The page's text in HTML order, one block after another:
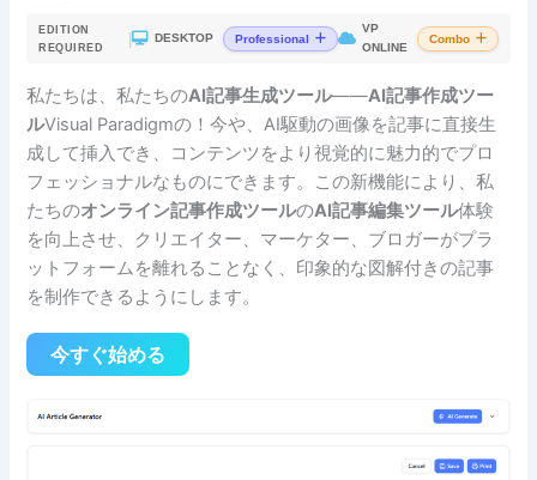
EDITION
REQUIRED
DESKTOP Professional
VP
ONLINE
Combo
私たちは、私たちのAI記事生成ツール——AI記事作成ツー
ルVisual Paradigmの！今や、AI駆動の画像を記事に直接生
成して挿入でき、コンテンツをより視覚的に魅力的でプロ
フェッショナルなものにできます。この新機能により、私
たちのオンライン記事作成ツールのAI記事編集ツール体験
を向上させ、クリエイター、マーケター、ブロガーがプラ
ットフォームを離れることなく、印象的な図解付きの記事
を制作できるようにします。
今すぐ始める